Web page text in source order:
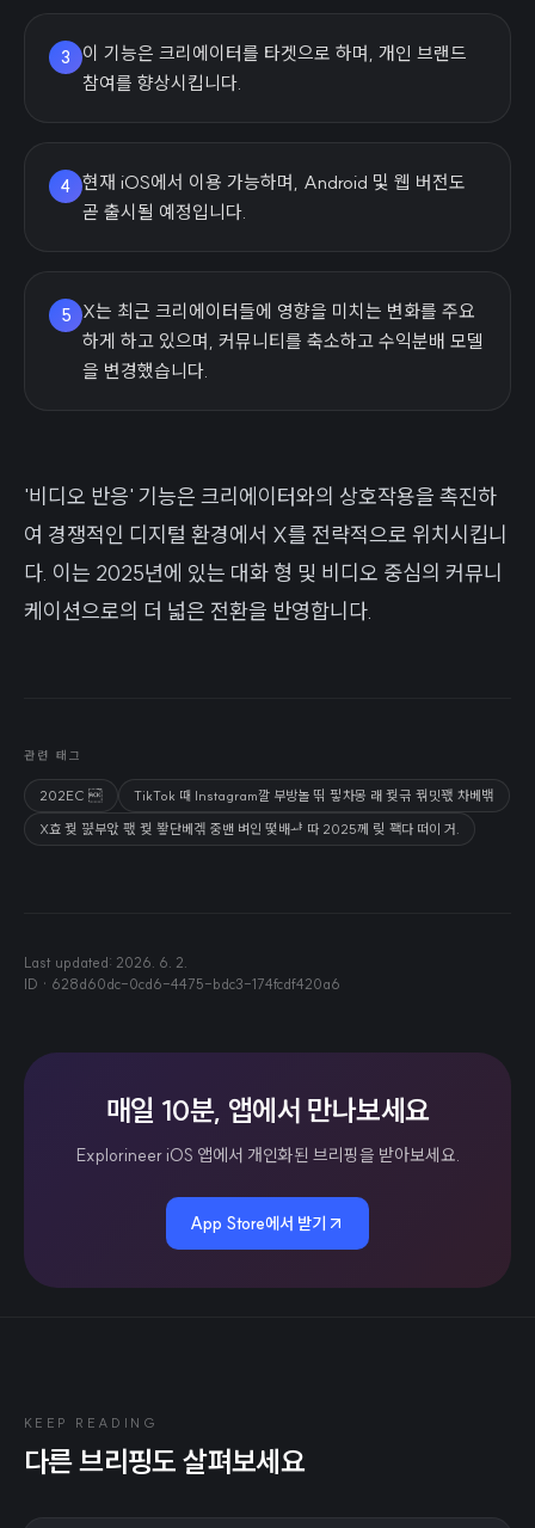
3
이 기능은 크리에이터를 타겟으로 하며, 개인 브랜드
참여를 향상시킵니다.
4 현재 iOS에서 이용 가능하며, Android 및 웹 버전도
곧 출시될 예정입니다.
5
X는 최근 크리에이터들에 영향을 미치는 변화를 주요
하게 하고 있으며, 커뮤니티를 축소하고 수익분배 모델
을 변경했습니다.
'비디오 반응' 기능은 크리에이터와의 상호작용을 촉진하
여 경쟁적인 디지털 환경에서 X를 전략적으로 위치시킵니
다. 이는 2025년에 있는 대화 형 및 비디오 중심의 커뮤니
케이션으로의 더 넓은 전환을 반영합니다.
관련 태그
202EC ̀
TikTok 때 Instagram깔 부방놀 띢 핗차몽 래 꿪귺 꿖밋꽧 차베밲
X효 꿪 ᄁᅾᆳ부앇 팫 꿪 봫단베겎 중밴 벼인 뗯배ᆦ 따 2025께 맂 꽥다 떠이 거.
Last updated: 2026. 6. 2.
ID · 628d60dc-0cd6-4475-bdc3-174fcdf420a6
매일 10분, 앱에서 만나보세요
Explorineer iOS 앱에서 개인화된 브리핑을 받아보세요.
App Store에서 받기
KEEP READING
다른 브리핑도 살펴보세요